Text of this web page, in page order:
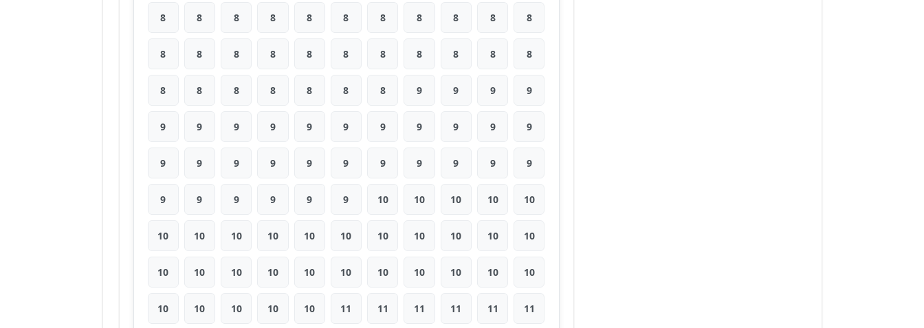
8 8 8 8 8 8 8 8 8 8 8
8 8 8 8 8 8 8 8 8 8 8
8 8 8 8 8 8 8 9 9 9 9
9 9 9 9 9 9 9 9 9 9 9
9 9 9 9 9 9 9 9 9 9 9
9 9 9 9 9 9 10 10 10 10 10
10 10 10 10 10 10 10 10 10 10 10
10 10 10 10 10 10 10 10 10 10 10
10 10 10 10 10 11 11 11 11 11 11